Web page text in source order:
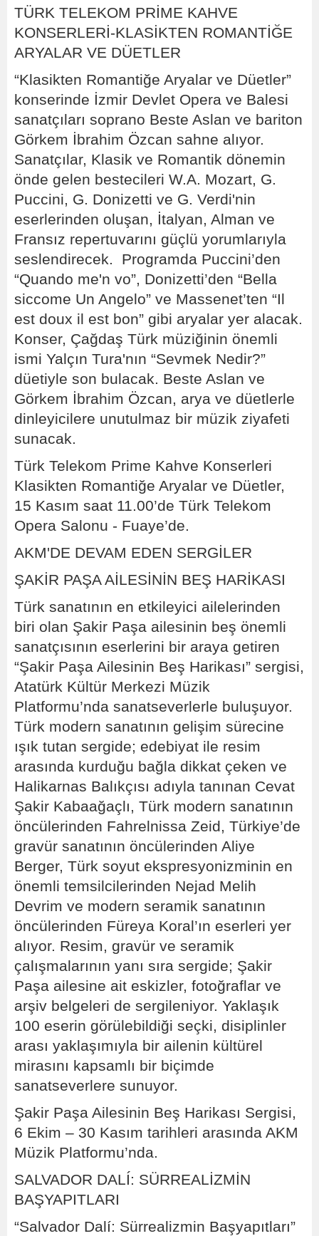
TÜRK TELEKOM PRİME KAHVE
KONSERLERİ-KLASİKTEN ROMANTİĞE
ARYALAR VE DÜETLER
“Klasikten Romantiğe Aryalar ve Düetler”
konserinde İzmir Devlet Opera ve Balesi
sanatçıları soprano Beste Aslan ve bariton
Görkem İbrahim Özcan sahne alıyor.
Sanatçılar, Klasik ve Romantik dönemin
önde gelen bestecileri W.A. Mozart, G.
Puccini, G. Donizetti ve G. Verdi'nin
eserlerinden oluşan, İtalyan, Alman ve
Fransız repertuvarını güçlü yorumlarıyla
seslendirecek. Programda Puccini’den
“Quando me'n vo”, Donizetti’den “Bella
siccome Un Angelo” ve Massenet’ten “Il
est doux il est bon” gibi aryalar yer alacak.
Konser, Çağdaş Türk müziğinin önemli
ismi Yalçın Tura'nın “Sevmek Nedir?”
düetiyle son bulacak. Beste Aslan ve
Görkem İbrahim Özcan, arya ve düetlerle
dinleyicilere unutulmaz bir müzik ziyafeti
sunacak.
Türk Telekom Prime Kahve Konserleri
Klasikten Romantiğe Aryalar ve Düetler,
15 Kasım saat 11.00’de Türk Telekom
Opera Salonu - Fuaye’de.
AKM'DE DEVAM EDEN SERGİLER
ŞAKİR PAŞA AİLESİNİN BEŞ HARİKASI
Türk sanatının en etkileyici ailelerinden
biri olan Şakir Paşa ailesinin beş önemli
sanatçısının eserlerini bir araya getiren
“Şakir Paşa Ailesinin Beş Harikası” sergisi,
Atatürk Kültür Merkezi Müzik
Platformu’nda sanatseverlerle buluşuyor.
Türk modern sanatının gelişim sürecine
ışık tutan sergide; edebiyat ile resim
arasında kurduğu bağla dikkat çeken ve
Halikarnas Balıkçısı adıyla tanınan Cevat
Şakir Kabaağaçlı, Türk modern sanatının
öncülerinden Fahrelnissa Zeid, Türkiye’de
gravür sanatının öncülerinden Aliye
Berger, Türk soyut ekspresyonizminin en
önemli temsilcilerinden Nejad Melih
Devrim ve modern seramik sanatının
öncülerinden Füreya Koral’ın eserleri yer
alıyor. Resim, gravür ve seramik
çalışmalarının yanı sıra sergide; Şakir
Paşa ailesine ait eskizler, fotoğraflar ve
arşiv belgeleri de sergileniyor. Yaklaşık
100 eserin görülebildiği seçki, disiplinler
arası yaklaşımıyla bir ailenin kültürel
mirasını kapsamlı bir biçimde
sanatseverlere sunuyor.
Şakir Paşa Ailesinin Beş Harikası Sergisi,
6 Ekim – 30 Kasım tarihleri arasında AKM
Müzik Platformu’nda.
SALVADOR DALÍ: SÜRREALİZMİN
BAŞYAPITLARI
“Salvador Dalí: Sürrealizmin Başyapıtları”